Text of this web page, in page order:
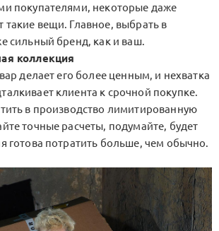
покупателями, некоторые даже
вещи. Главное, выбрать в
сильный бренд, как и ваш.
коллекция
делает его более ценным, и нехватка
клиента к срочной покупке.
в производство лимитированную
точные расчеты, подумайте, будет
готова потратить больше, чем обычно.